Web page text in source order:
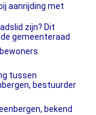
aanrijding met
zijn? Dit
gemeenteraad
tussen
bestuurder
bekend